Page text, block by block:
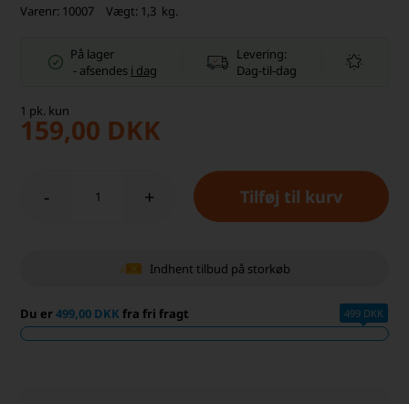
Varenr: 10007 Vægt: 1,3 kg.
På lager
- afsendes i dag
Levering:
Dag-til-dag
1 pk. kun
159,00 DKK
- +
Indhent tilbud på storkøb
Du er499,00 DKK fra fri fragt 499 DKK